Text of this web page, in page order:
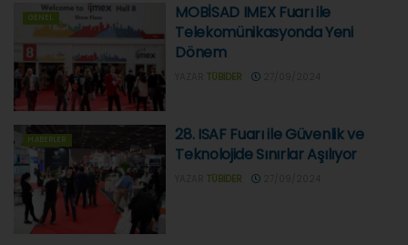
GENEL
MOBİSAD IMEX Fuarı ile
Telekomünikasyonda Yeni
Dönem
TÜBIDER
HABERLER
28. ISAF Fuarı ile Güvenlik ve
Teknolojide Sınırlar Aşılıyor
TÜBIDER